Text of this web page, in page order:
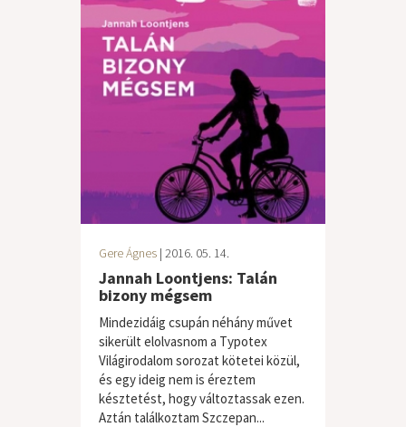
Gere Ágnes | 2016. 05. 14.
Jannah Loontjens: Talán
bizony mégsem
Mindezidáig csupán néhány művet
sikerült elolvasnom a Typotex
Világirodalom sorozat kötetei közül,
és egy ideig nem is éreztem
késztetést, hogy változtassak ezen.
Aztán találkoztam Szczepan...